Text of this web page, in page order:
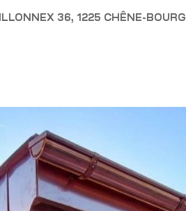
36, 1225 CHÊNE-BOURG